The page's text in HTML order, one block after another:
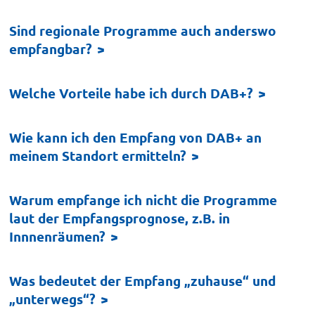
Sind regionale Programme auch anderswo
empfangbar?
Welche Vorteile habe ich durch DAB+?
Wie kann ich den Empfang von DAB+ an
meinem Standort ermitteln?
Warum empfange ich nicht die Programme
laut der Empfangsprognose, z.B. in
Innnenräumen?
Was bedeutet der Empfang „zuhause“ und
„unterwegs“?